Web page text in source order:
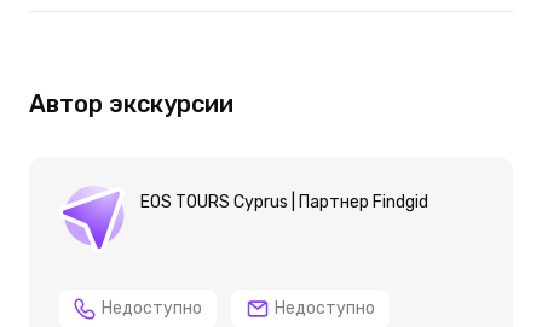
Автор экскурсии
EOS TOURS Cyprus | Партнер Findgid
Недоступно Недоступно